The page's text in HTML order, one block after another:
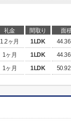
礼金 間取り 面
1.2ヶ月 1LDK
1ヶ月 1LDK
1ヶ月 1LDK